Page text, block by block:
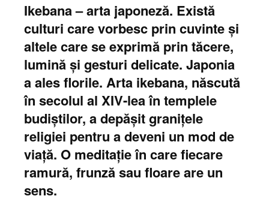
Ikebana – arta japoneză. Există
culturi care vorbesc prin cuvinte și
altele care se exprimă prin tăcere,
lumină și gesturi delicate. Japonia
a ales florile. Arta ikebana, născută
în secolul al XIV-lea în templele
budiștilor, a depășit granițele
religiei pentru a deveni un mod de
viață. O meditație în care fiecare
ramură, frunză sau floare are un
sens.